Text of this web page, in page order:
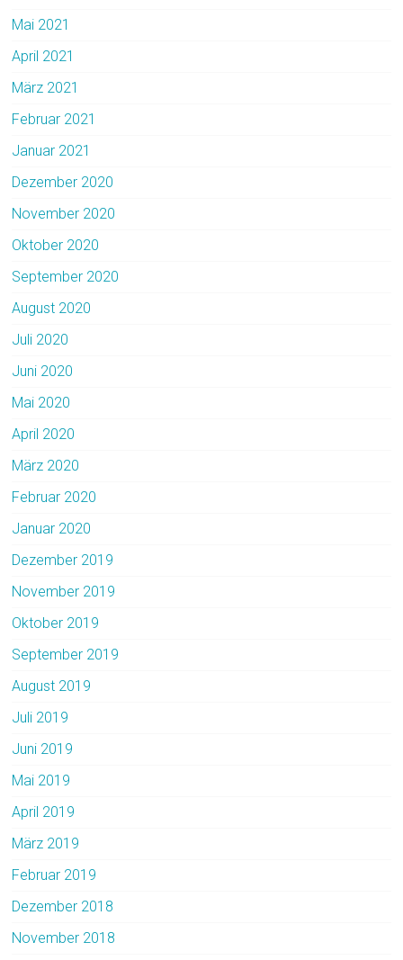
Mai 2021
April 2021
März 2021
Februar 2021
Januar 2021
Dezember 2020
November 2020
Oktober 2020
September 2020
August 2020
Juli 2020
Juni 2020
Mai 2020
April 2020
März 2020
Februar 2020
Januar 2020
Dezember 2019
November 2019
Oktober 2019
September 2019
August 2019
Juli 2019
Juni 2019
Mai 2019
April 2019
März 2019
Februar 2019
Dezember 2018
November 2018